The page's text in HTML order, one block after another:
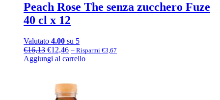
Peach Rose The senza zucchero Fuze
40 cl x 12
Valutato 4.00 su 5
€16,13 Il
prezzo
€16,13.
€12,46Il
prezzo
€12,46.
– Risparmi €3,67
Aggiungi al carrello